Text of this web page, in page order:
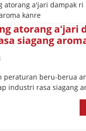
atorang a'jari
siagang
peraturan beru-berua
industri rasa siagang